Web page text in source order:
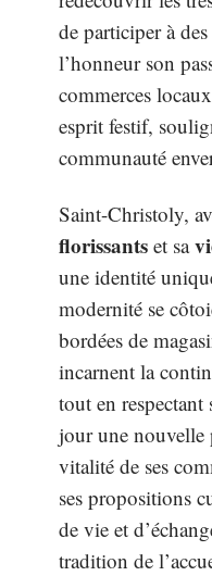
de participer à
l’honneur son
commerces
esprit festif,
communauté
Saint-Christoly,
florissants et sa
une identité
modernité se
bordées de
incarnent la
tout en respectant
jour une nouvelle
vitalité de ses
ses propositions
de vie et
tradition de